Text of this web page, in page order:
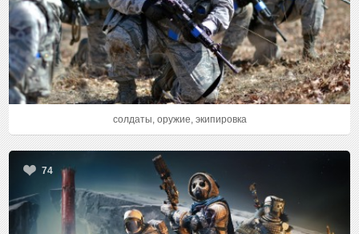
солдаты, оружие, экипировка
74